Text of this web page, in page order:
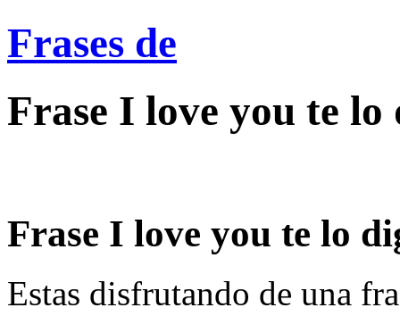
Frases de
Frase I love you te lo
Frase I love you te lo
Estas disfrutando de una